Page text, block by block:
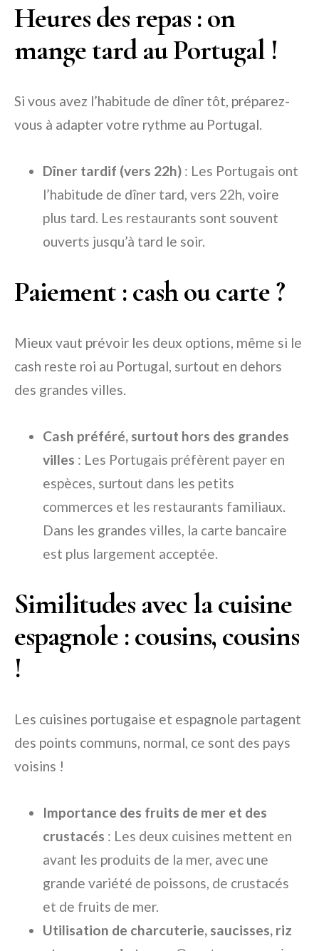
Heures des repas : on
mange tard au Portugal !
Si vous avez l’habitude de dîner tôt, préparez-
vous à adapter votre rythme au Portugal.
Dîner tardif (vers 22h) : Les Portugais ont
l’habitude de dîner tard, vers 22h, voire
plus tard. Les restaurants sont souvent
ouverts jusqu’à tard le soir.
Paiement : cash ou carte ?
Mieux vaut prévoir les deux options, même si le
cash reste roi au Portugal, surtout en dehors
des grandes villes.
Cash préféré, surtout hors des grandes
villes : Les Portugais préfèrent payer en
espèces, surtout dans les petits
commerces et les restaurants familiaux.
Dans les grandes villes, la carte bancaire
est plus largement acceptée.
Similitudes avec la cuisine
espagnole : cousins, cousins
!
Les cuisines portugaise et espagnole partagent
des points communs, normal, ce sont des pays
voisins !
Importance des fruits de mer et des
crustacés : Les deux cuisines mettent en
avant les produits de la mer, avec une
grande variété de poissons, de crustacés
et de fruits de mer.
Utilisation de charcuterie, saucisses, riz